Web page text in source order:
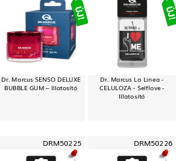
Dr. Marcus SENSO DELUXE
BUBBLE GUM – Illatosító
Dr. Marcus La Linea -
CELULOZA - Selflove -
Illatosító
DRM50225 DRM50226